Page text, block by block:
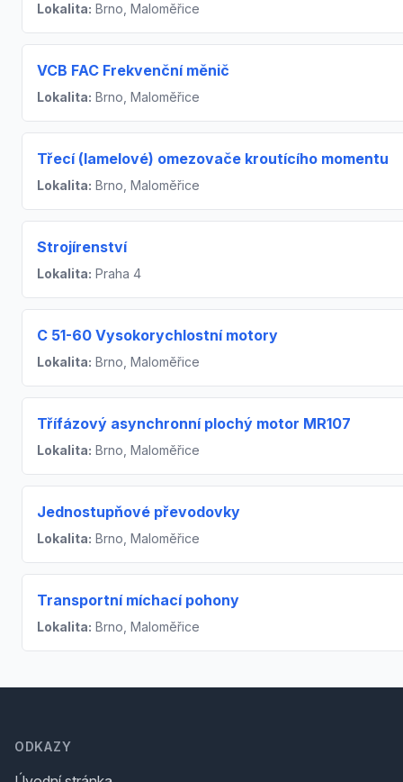
Lokalita: Brno, Maloměřice
VCB FAC Frekvenční měnič
Lokalita: Brno, Maloměřice
Třecí (lamelové) omezovače kroutícího momentu
Lokalita: Brno, Maloměřice
Strojírenství
Lokalita: Praha 4
C 51-60 Vysokorychlostní motory
Lokalita: Brno, Maloměřice
Třífázový asynchronní plochý motor MR107
Lokalita: Brno, Maloměřice
Jednostupňové převodovky
Lokalita: Brno, Maloměřice
Transportní míchací pohony
Lokalita: Brno, Maloměřice
ODKAZY